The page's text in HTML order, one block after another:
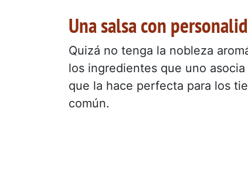
Una salsa con
Quizá no tenga la nobleza
los ingredientes que uno
que la hace perfecta para los
común.